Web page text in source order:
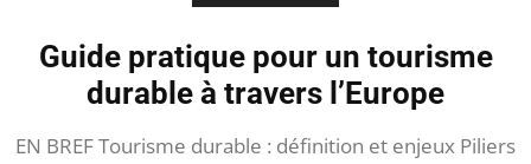
Guide pratique pour un tourisme
durable à travers l’Europe
EN BREF Tourisme durable : définition et enjeux Piliers